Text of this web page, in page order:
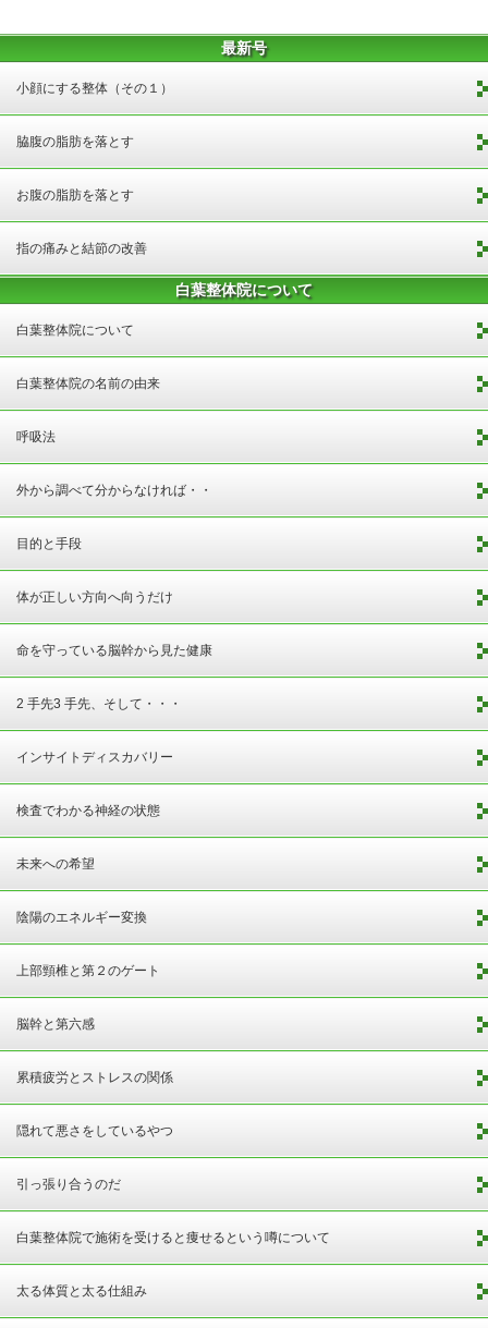
最新号
小顔にする整体（その１）
脇腹の脂肪を落とす
お腹の脂肪を落とす
指の痛みと結節の改善
白葉整体院について
白葉整体院について
白葉整体院の名前の由来
呼吸法
外から調べて分からなければ・・
目的と手段
体が正しい方向へ向うだけ
命を守っている脳幹から見た健康
2 手先3 手先、そして・・・
インサイトディスカバリー
検査でわかる神経の状態
未来への希望
陰陽のエネルギー変換
上部頸椎と第２のゲート
脳幹と第六感
累積疲労とストレスの関係
隠れて悪さをしているやつ
引っ張り合うのだ
白葉整体院で施術を受けると痩せるという噂について
太る体質と太る仕組み